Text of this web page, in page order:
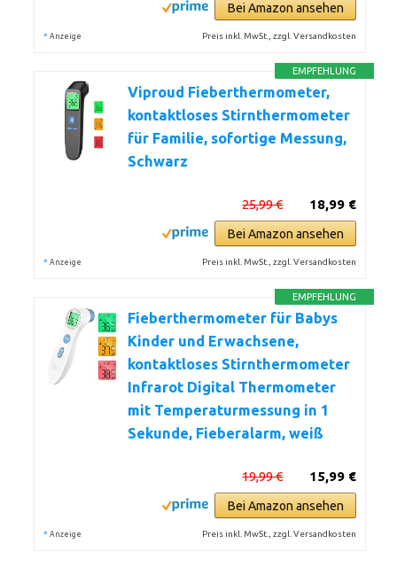
Bei Amazon ansehen
* Anzeige Preis inkl. MwSt., zzgl. Versandkosten
EMPFEHLUNG
Viproud Fieberthermometer,
kontaktloses Stirnthermometer
für Familie, sofortige Messung,
Schwarz
18,99 €
25,99 €
Bei Amazon ansehen
* Anzeige Preis inkl. MwSt., zzgl. Versandkosten
EMPFEHLUNG
Fieberthermometer für Babys
Kinder und Erwachsene,
kontaktloses Stirnthermometer
Infrarot Digital Thermometer
mit Temperaturmessung in 1
Sekunde, Fieberalarm, weiß
15,99 €
19,99 €
Bei Amazon ansehen
* Anzeige Preis inkl. MwSt., zzgl. Versandkosten